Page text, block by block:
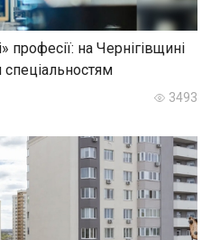
професії: на Чернігівщині
3493